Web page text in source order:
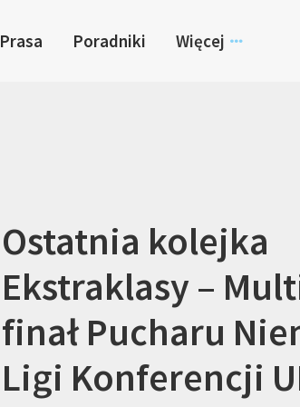
Prasa Poradniki Więcej
Ostatnia kolejka
Ekstraklasy –
finał Pucharu
Ligi Konferencji